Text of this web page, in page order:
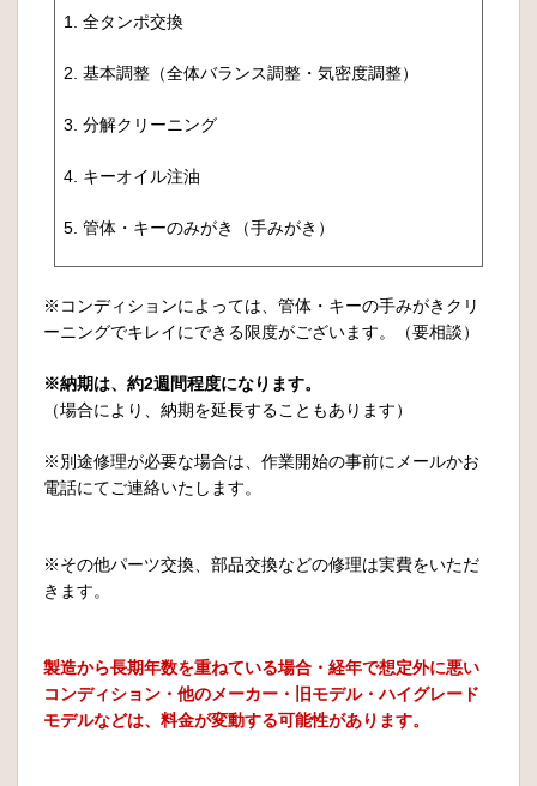
1. 全タンポ交換
2. 基本調整（全体バランス調整・気密度調整）
3. 分解クリーニング
4. キーオイル注油
5. 管体・キーのみがき（手みがき）
※コンディションによっては、管体・キーの手みがきクリ
ーニングでキレイにできる限度がございます。（要相談）
※納期は、約2週間程度になります。
（場合により、納期を延長することもあります）
※別途修理が必要な場合は、作業開始の事前にメールかお
電話にてご連絡いたします。
※その他パーツ交換、部品交換などの修理は実費をいただ
きます。
製造から長期年数を重ねている場合・経年で想定外に悪い
コンディション・他のメーカー・旧モデル・ハイグレード
モデルなどは、料金が変動する可能性があります。